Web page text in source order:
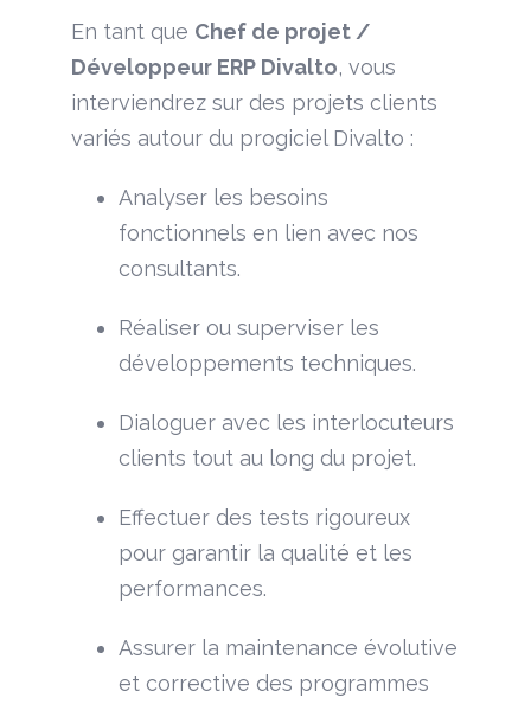
En tant que Chef de projet /
Développeur ERP Divalto, vous
interviendrez sur des projets clients
variés autour du progiciel Divalto :
Analyser les besoins
fonctionnels en lien avec nos
consultants.
Réaliser ou superviser les
développements techniques.
Dialoguer avec les interlocuteurs
clients tout au long du projet.
Effectuer des tests rigoureux
pour garantir la qualité et les
performances.
Assurer la maintenance évolutive
et corrective des programmes